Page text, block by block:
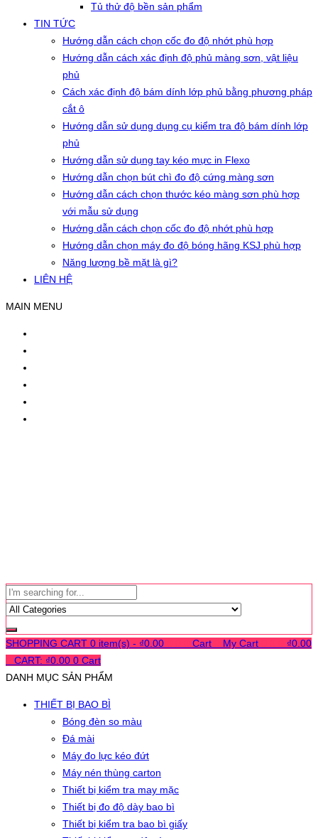
Tủ thử độ bền sản phẩm
TIN TỨC
Hướng dẫn cách chọn cốc đo độ nhớt phù hợp
Hướng dẫn cách xác định độ phủ màng sơn, vật liệu
phủ
Cách xác định độ bám dính lớp phủ bằng phương pháp
cắt ô
Hướng dẫn sử dụng dụng cụ kiểm tra độ bám dính lớp
phủ
Hướng dẫn sử dụng tay kéo mực in Flexo
Hướng dẫn chọn bút chì đo độ cứng màng sơn
Hướng dẫn cách chọn thước kéo màng sơn phù hợp
với mẫu sử dụng
Hướng dẫn cách chọn cốc đo độ nhớt phù hợp
Hướng dẫn chọn máy đo độ bóng hãng KSJ phù hợp
Năng lượng bề mặt là gì?
LIÊN HỆ
MAIN MENU
SHOPPING CART 0 item(s) - ₫0.00 Cart My Cart ₫0.00
CART: ₫0.00 0 Cart
DANH MỤC SẢN PHẨM
THIẾT BỊ BAO BÌ
Bóng đèn so màu
Đá mài
Máy đo lực kéo đứt
Máy nén thùng carton
Thiết bị kiểm tra may mặc
Thiết bị đo độ dày bao bì
Thiết bị kiểm tra bao bì giấy